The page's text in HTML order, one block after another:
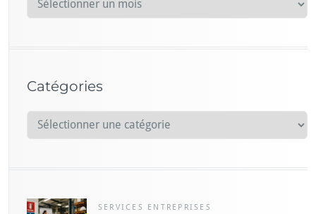
r
v
Catégories
a
o
SERVICES ENTREPRISES